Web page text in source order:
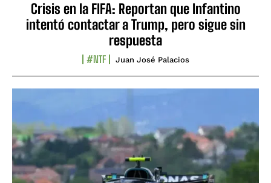
Crisis en la FIFA: Reportan que Infantino
intentó contactar a Trump, pero sigue sin
respuesta
#NTF Juan José Palacios